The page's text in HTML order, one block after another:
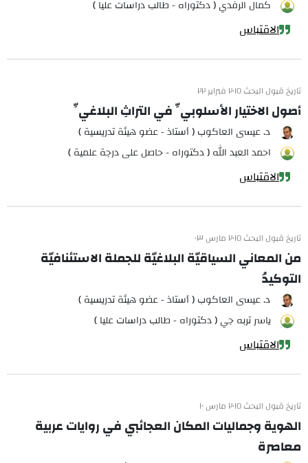
كمال الرفدي ( دكتوراه - طالب دراسات عليا )
الاقتباس
تاريخ قبول البحث ٢٠١٥ فبراير ٢٢
أصول الاختيار الأسلوبيِّ في التراثِ البلاغيِّ
د. عيسى العاكوب ( أستاذ - عضو هيئة تدريسية )
احمد العبد الله ( دكتوراه - حاصل على درجة علمية )
الاقتباس
تاريخ قبول البحث ٢٠١٥ مارس ٠٣
من المعاني السياقيّة البلاغيّة للجملة الاستئنافيّة
التوكيدُ
د. عيسى العاكوب ( أستاذ - عضو هيئة تدريسية )
ياسر تربه جي ( دكتوراه - طالب دراسات عليا )
الاقتباس
تاريخ قبول البحث ٢٠١٥ مارس ١٠
الهوية وجماليات المكان العجائبي في روايات عربية
معاصرة